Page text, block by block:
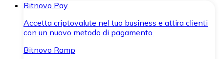
Bitnovo Pay
Accetta criptovalute nel tuo business e attira clienti
con un nuovo metodo di pagamento.
Bitnovo Ramp